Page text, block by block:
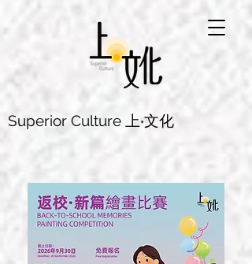
Superior Culture 上‧文化